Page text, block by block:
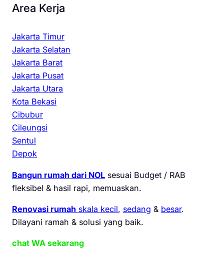
Area Kerja
Jakarta Timur
Jakarta Selatan
Jakarta Barat
Jakarta Pusat
Jakarta Utara
Kota Bekasi
Cibubur
Cileungsi
Sentul
Depok
Bangun rumah dari NOL sesuai Budget / RAB
fleksibel & hasil rapi, memuaskan.
Renovasi rumah skala kecil, sedang & besar.
Dilayani ramah & solusi yang baik.
chat WA sekarang